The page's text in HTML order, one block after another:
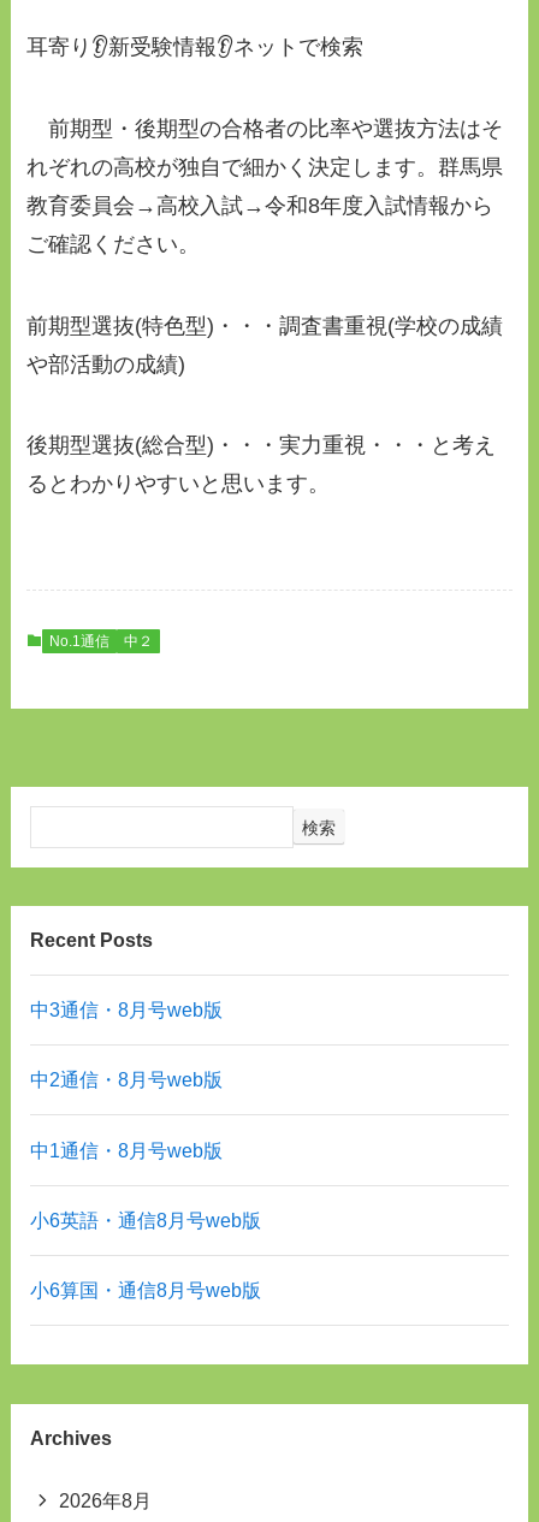
耳寄り👂新受験情報👂ネットで検索
前期型・後期型の合格者の比率や選抜方法はそ
れぞれの高校が独自で細かく決定します。群馬県
教育委員会→高校入試→令和8年度入試情報から
ご確認ください。
前期型選抜(特色型)・・・調査書重視(学校の成績
や部活動の成績)
後期型選抜(総合型)・・・実力重視・・・と考え
るとわかりやすいと思います。
No.1通信 中２
検索
Recent Posts
中3通信・8月号web版
中2通信・8月号web版
中1通信・8月号web版
小6英語・通信8月号web版
小6算国・通信8月号web版
Archives
2026年8月